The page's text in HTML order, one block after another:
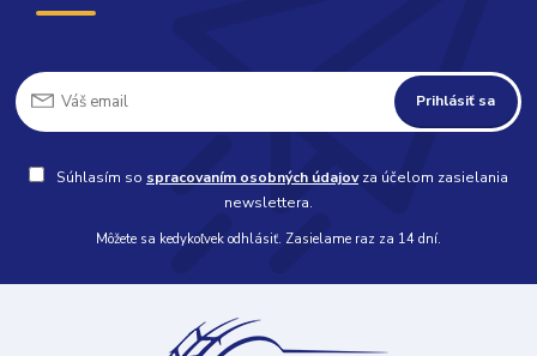
Prihlásiť sa
Súhlasím so spracovaním osobných údajovza účelom zasielania
newslettera.
Môžete sa kedykoľvek odhlásiť. Zasielame raz za 14 dní.